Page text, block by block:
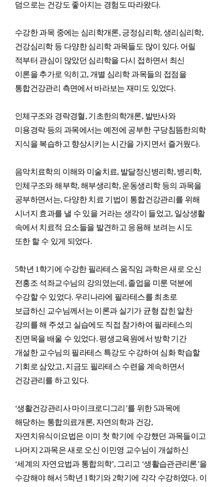
덤으로는 건강도 좋아지는 경험도 따라왔다.
수강한 과목 중에는 심리학개론, 긍정심리학, 생리심리학,
건강심리학 등 다양한 심리학 과목들도 많이 있다. 어릴
적부터 관심이 많았던 심리학을 다시 접하면서 최신
이론을 추가로 익히고, 개별 심리학 과목들의 접점을
통합건강관리 측면에서 바라보는 재미도 있었다.
인체구조와 경락경혈, 기초한의학개론, 발반사와
미용경락 등의 과목에서는 예전에 공부한 구당침뜸한의학
지식을 복습하고 향상시키는 시간을 가지면서 즐거웠다.
음악치료학의 이해와 미술치료, 발달정신병리학, 병리학,
인체구조와 해부학, 해부생리학, 운동생리학 등의 과목을
공부하면서는, 다양한 치료 기법이 통합건강관리를 위해
시너지 효과를 낼 수 있을 거라는 생각이 들었고, 일상생활
속에서 치료적 요소들을 발견하고 응용해 보려는 시도
또한 할 수 있게 되었다.
5학년 1학기에 수강한 필라테스 움직임 과학은 새로 오신
전홍조 석좌교수님의 강의였는데, 졸업을 미룬 덕분에
수강할 수 있었다. 우리나라에 필라테스를 최초로
보급하신 교수님께서는 이론과 실기가 균형 잡힌 알찬
강의를 해 주셨고 실습에도 직접 참가하여 필라테스의
진면목을 배울 수 있었다. 평생교육원에서 방학 기간
개설한 교수님의 필라테스 특강도 수강하여 심화 학습할
기회로 삼았고, 지금도 필라테스 수련을 계속하면서
건강관리를 하고 있다.
‘생활건강관리사 마이크로디그리’를 위한 5과목에
해당하는 통합의료개론, 자연의학과 건강,
자연치유식이요법은 이미 첫 학기에 수강했던 과목들이고
나머지 2과목은 새로 오신 이민영 교수님이 개설하신
‘세계의 자연요법과 통합의학’, 그리고 ‘생활습관관리론’을
수강해야 해서 5학년 1학기와 2학기에 각각 수강하였다. 이